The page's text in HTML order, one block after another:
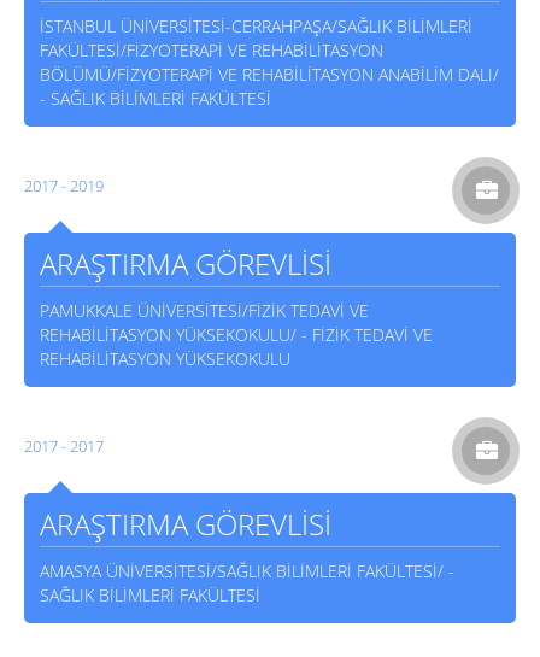
İSTANBUL ÜNİVERSİTESİ-CERRAHPAŞA/SAĞLIK BİLİMLERİ
FAKÜLTESİ/FİZYOTERAPİ VE REHABİLİTASYON
BÖLÜMÜ/FİZYOTERAPİ VE REHABİLİTASYON ANABİLİM DALI/
- SAĞLIK BİLİMLERİ FAKÜLTESİ
2017 - 2019
ARAŞTIRMA GÖREVLİSİ
PAMUKKALE ÜNİVERSİTESİ/FİZİK TEDAVİ VE
REHABİLİTASYON YÜKSEKOKULU/ - FİZİK TEDAVİ VE
REHABİLİTASYON YÜKSEKOKULU
2017 - 2017
ARAŞTIRMA GÖREVLİSİ
AMASYA ÜNİVERSİTESİ/SAĞLIK BİLİMLERİ FAKÜLTESİ/ -
SAĞLIK BİLİMLERİ FAKÜLTESİ